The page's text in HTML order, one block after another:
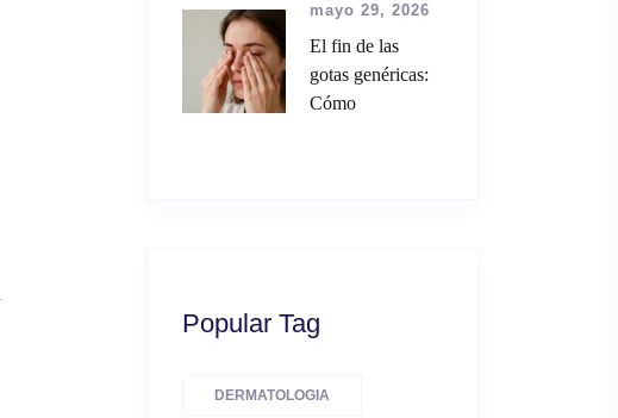
mayo 29, 2026
El fin de las
gotas genéricas:
Cómo
Popular Tag
DERMATOLOGIA